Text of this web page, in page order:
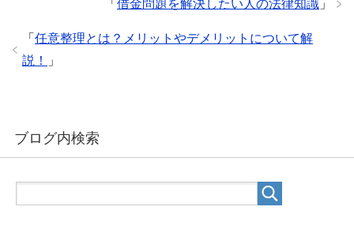
「 借金問題を解決したい人の法律知識 」
「 任意整理とは？メリットやデメリットについて解
説！
」
ブログ内検索